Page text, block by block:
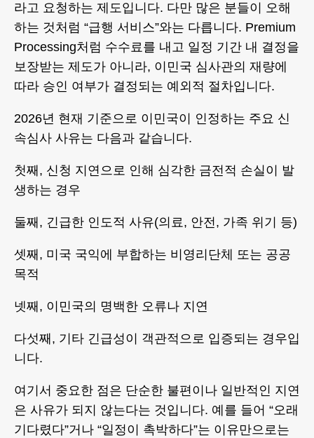
라고 요청하는 제도입니다. 다만 많은 분들이 오해
하는 것처럼 “급행 서비스”와는 다릅니다. Premium
Processing처럼 수수료를 내고 일정 기간 내 결정을
보장받는 제도가 아니라, 이민국 심사관의 재량에
따라 승인 여부가 결정되는 예외적 절차입니다.
2026년 현재 기준으로 이민국이 인정하는 주요 신
속심사 사유는 다음과 같습니다.
첫째, 신청 지연으로 인해 심각한 금전적 손실이 발
생하는 경우
둘째, 긴급한 인도적 사유(의료, 안전, 가족 위기 등)
셋째, 미국 국익에 부합하는 비영리단체 또는 공공
목적
넷째, 이민국의 명백한 오류나 지연
다섯째, 기타 긴급성이 객관적으로 입증되는 경우입
니다.
여기서 중요한 점은 단순한 불편이나 일반적인 지연
은 사유가 되지 않는다는 것입니다. 예를 들어 “오래
기다렸다”거나 “일정이 촉박하다”는 이유만으로는